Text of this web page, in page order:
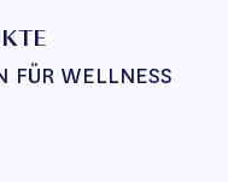
FÜR WELLNESS